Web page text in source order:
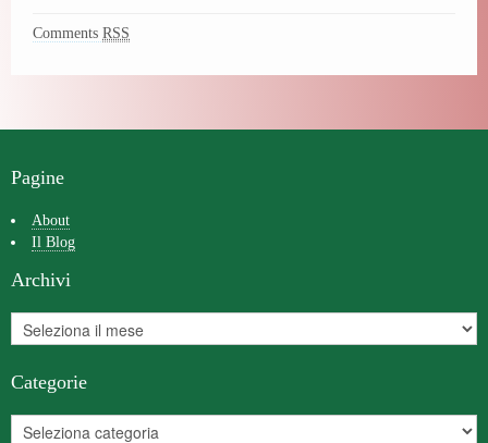
Comments RSS
Pagine
About
Il Blog
Archivi
Categorie